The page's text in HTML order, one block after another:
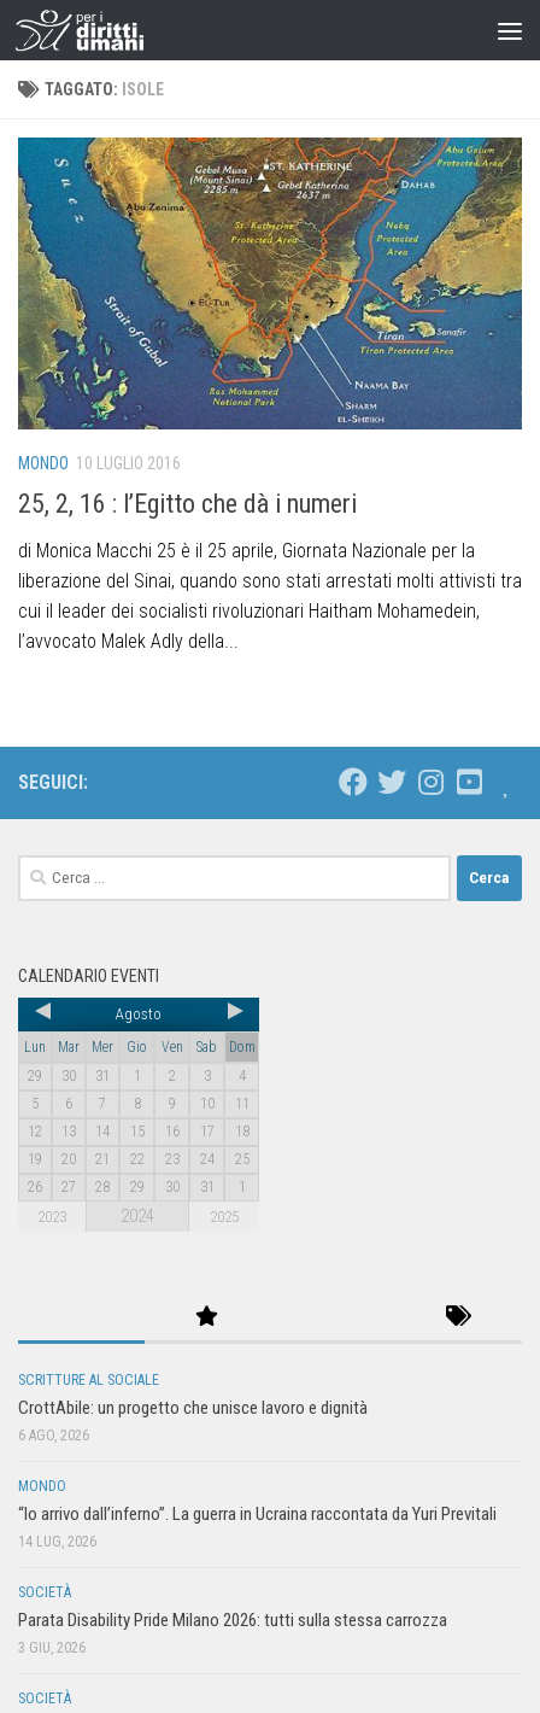
TAGGATO: ISOLE
MONDO 10 LUGLIO 2016
25, 2, 16 : l’Egitto che dà i numeri
di Monica Macchi 25 è il 25 aprile, Giornata Nazionale per la
liberazione del Sinai, quando sono stati arrestati molti attivisti tra
cui il leader dei socialisti rivoluzionari Haitham Mohamedein,
l’avvocato Malek Adly della...
SEGUICI:
CALENDARIO EVENTI
Agosto
Lun Mar Mer Gio Ven Sab
Dom
29
30 31 1 2 3
4
5
6 7 8 9 10
11
12
13 14 15 16 17
18
19
20 21 22 23 24
25
26
27 28 29 30 31 1
2023 2024 2025
SCRITTURE AL SOCIALE
CrottAbile: un progetto che unisce lavoro e dignità
6 AGO, 2026
MONDO
“Io arrivo dall’inferno”. La guerra in Ucraina raccontata da Yuri Previtali
14 LUG, 2026
SOCIETÀ
Parata Disability Pride Milano 2026: tutti sulla stessa carrozza
3 GIU, 2026
SOCIETÀ